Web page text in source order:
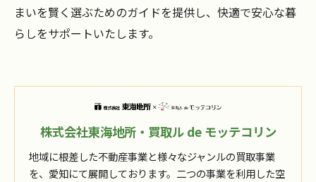
まいを賢く選ぶためのガイドを提供し、快適で安心な暮
らしをサポートいたします。
株式会社東海地所・買取ル de モッテコリン
地域に根差した不動産事業と様々なジャンルの買取事業
を、愛知にて展開しております。二つの事業を利用した空